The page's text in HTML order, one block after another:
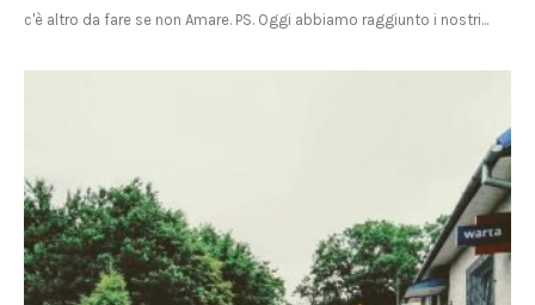
c'è altro da fare se non Amare. PS. Oggi abbiamo raggiunto i nostri...